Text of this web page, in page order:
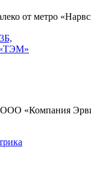
от метро
«ТЭМ»
«Компания